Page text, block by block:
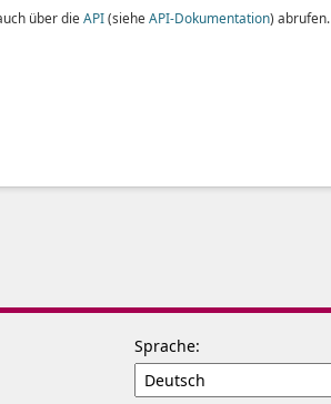
über die API(siehe API-Dokumentation) abrufen.
Sprache